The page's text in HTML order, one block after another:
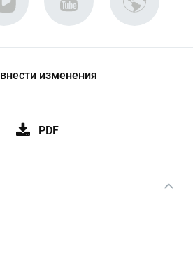
внести изменения
PDF